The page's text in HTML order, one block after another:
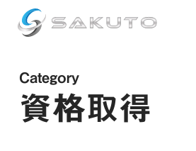
Category
資格取得